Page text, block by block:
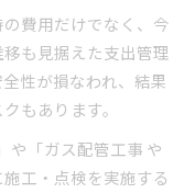
費用だけでなく、今
も見据えた支出管理
性が損なわれ、結果
もあります。
や「ガス配管工事 や
工・点検を実施する